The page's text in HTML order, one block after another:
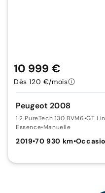
Peugeot 2008
1.2 PureTech 130 BVM6•GT
Essence•Manuelle
2019•70 930 km•
10 999 €
Dès 120 €/mois